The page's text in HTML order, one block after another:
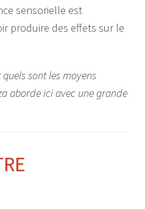
sensorielle est
produire des effets sur le
sont les moyens
aborde ici avec une grande